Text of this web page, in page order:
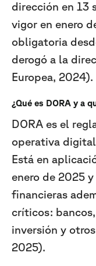
dirección en 13
vigor en enero
obligatoria
derogó a la
Europea, 2024).
¿Qué es DORA y a
DORA es el
operativa
Está en
enero de 2025
financieras
críticos:
inversión y
2025).